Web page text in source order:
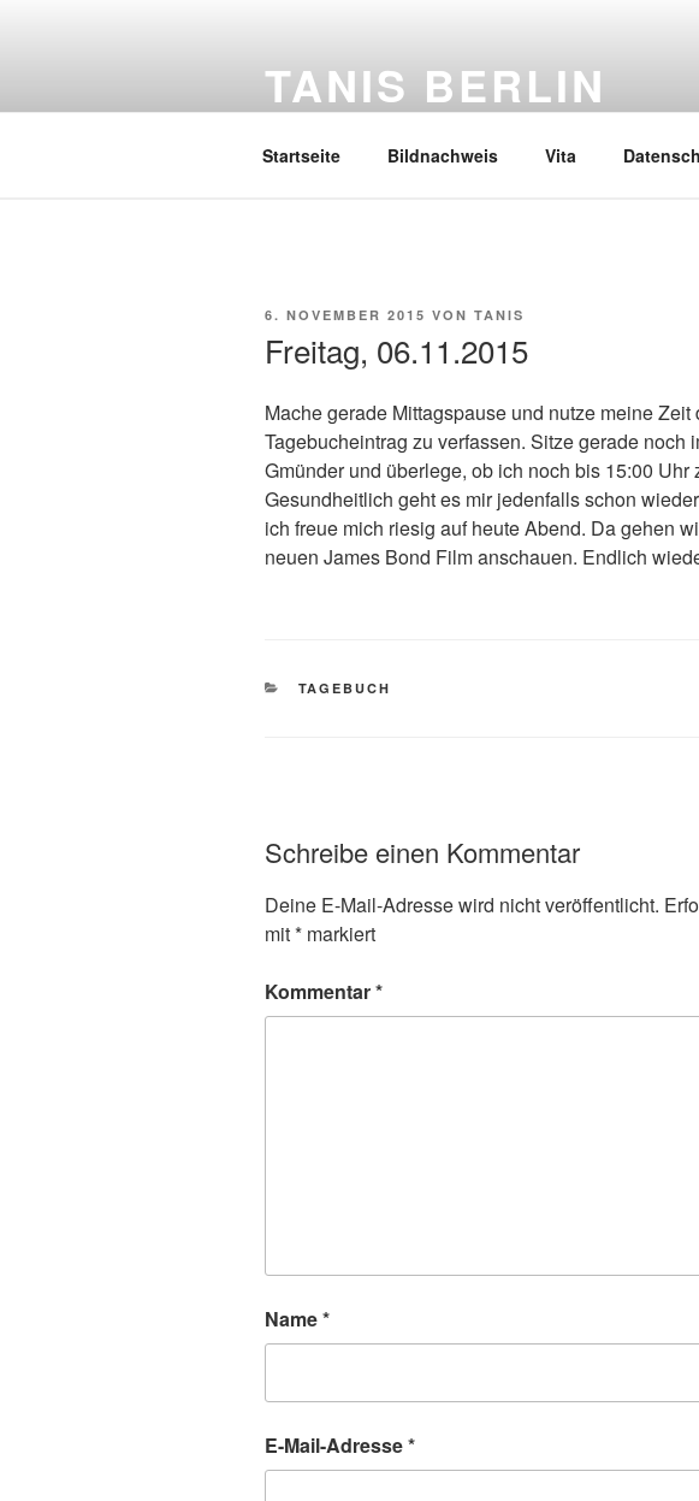
TANIS BERLIN
Startseite Bildnachweis Vita
VERÖFFENTLICHT
6. NOVEMBER 2015 VON TANIS
Freitag, 06.11.2015
Mache gerade Mittagspause und nutze meine Zeit
Tagebucheintrag zu verfassen. Sitze gerade noch
Gmünder und überlege, ob ich noch bis 15:00 Uhr
Gesundheitlich geht es mir jedenfalls schon
ich freue mich riesig auf heute Abend. Da gehen
neuen James Bond Film anschauen. Endlich
KATEGORIEN
TAGEBUCH
Schreibe einen Kommentar
Deine E-Mail-Adresse wird nicht veröffentlicht.
mit* markiert
Kommentar*
Name*
E-Mail-Adresse*